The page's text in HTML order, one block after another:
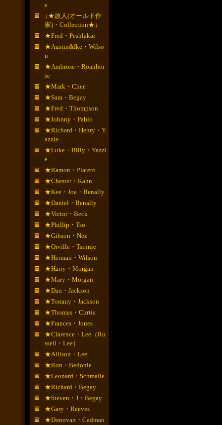
e
↓★故人(オールド作
家)・Collection★↓
★Fred・Peshlakai
★Austin&Ike・Wilso
n
★Ambrose・Roanhor
se
★Mark・Chee
★Sam・Begay
★Fred・Thompson
★Johnny・Pablo
★Richard・Henry・Y
azzie
★Luke・Billy・Yazzi
e
★Ramon・Platero
★Chester・Kahn
★Kee・Joe・Benally
★Daniel・Benally
★Victor・Beck
★Phillip・Tso
★Gibson・Nez
★Orville・Tsinnie
★Herman・Wilson
★Harry・Morgan
★Mary・Morgan
★Dan・Jackson
★Tommy・Jackson
★Thomas・Curtis
★Frances・Jones
★Clarence・Lee（Ru
ssell・Lee）
★Allison・Lee
★Ron・Bedonie
★Leonard・Schmalie
★Richard・Begay
★Steven・J・Begay
★Gary・Reeves
★Donovan・Cadman